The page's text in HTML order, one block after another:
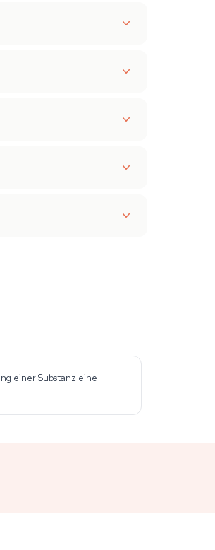
einer Substanz eine